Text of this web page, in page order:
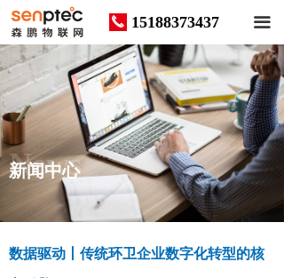
끀
끅 15188373437
数据驱动丨传统环卫企业数字化转型的核
News
新闻中心